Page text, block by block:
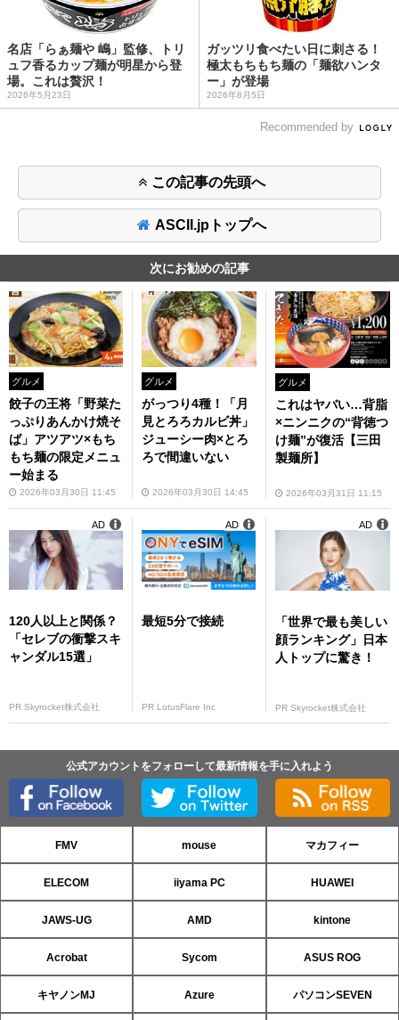
名店「らぁ麺や 嶋」監修、トリ
ュフ香るカップ麺が明星から登
場。これは贅沢！
2026年5月23日
ガッツリ食べたい日に刺さる！
極太もちもち麺の「麺欲ハンタ
ー」が登場
2026年8月5日
Recommended by
この記事の先頭へ
ASCII.jpトップへ
次にお勧めの記事
グルメ
餃子の王将「野菜た
っぷりあんかけ焼そ
ば」アツアツ×もち
もち麺の限定メニュ
ー始まる
2026年03月30日 11:45
グルメ
がっつり4種！「月
見とろろカルビ丼」
ジューシー肉×とろ
ろで間違いない
2026年03月30日 14:45
グルメ
これはヤバい…背脂
×ニンニクの“背徳つ
け麺”が復活【三田
製麺所】
2026年03月31日 11:15
120人以上と関係？
「セレブの衝撃スキ
ャンダル15選」
PR Skyrocket株式会社
AD
最短5分で接続
PR LotusFlare Inc
AD
「世界で最も美しい
顔ランキング」日本
人トップに驚き！
PR Skyrocket株式会社
AD
公式アカウントをフォローして最新情報を手に入れよう
FMV mouse マカフィー
ELECOM iiyama PC HUAWEI
JAWS-UG AMD kintone
Acrobat Sycom ASUS ROG
キヤノンMJ Azure パソコンSEVEN